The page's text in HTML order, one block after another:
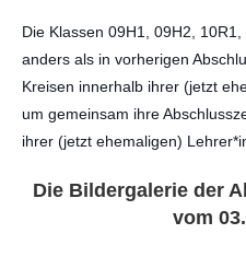
Die Klassen 09H1, 09H2,
anders als in vorherigen
Kreisen innerhalb ihrer (jetzt
um gemeinsam ihre
ihrer (jetzt ehemaligen)
Die Bildergalerie der
vom